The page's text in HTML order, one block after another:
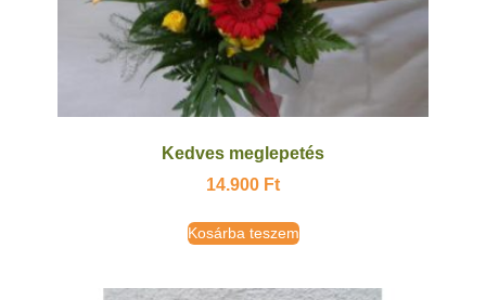
Kedves meglepetés
14.900 Ft
Kosárba teszem